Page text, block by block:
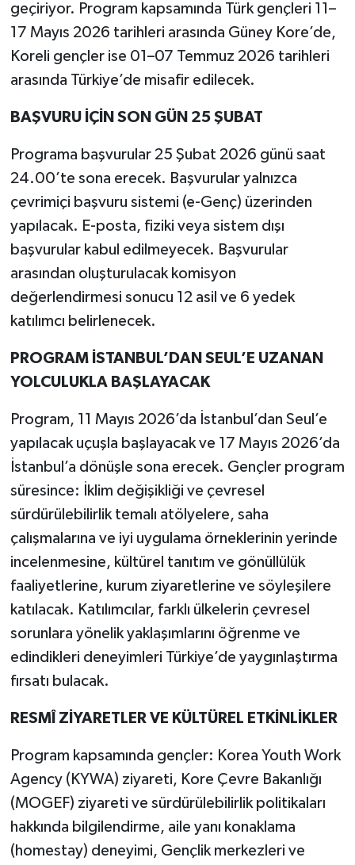
geçiriyor. Program kapsamında Türk gençleri 11–
17 Mayıs 2026 tarihleri arasında Güney Kore’de,
Koreli gençler ise 01–07 Temmuz 2026 tarihleri
arasında Türkiye’de misafir edilecek.
BAŞVURU İÇİN SON GÜN 25 ŞUBAT
Programa başvurular 25 Şubat 2026 günü saat
24.00’te sona erecek. Başvurular yalnızca
çevrimiçi başvuru sistemi (e-Genç) üzerinden
yapılacak. E-posta, fiziki veya sistem dışı
başvurular kabul edilmeyecek. Başvurular
arasından oluşturulacak komisyon
değerlendirmesi sonucu 12 asil ve 6 yedek
katılımcı belirlenecek.
PROGRAM İSTANBUL’DAN SEUL’E UZANAN
YOLCULUKLA BAŞLAYACAK
Program, 11 Mayıs 2026’da İstanbul’dan Seul’e
yapılacak uçuşla başlayacak ve 17 Mayıs 2026’da
İstanbul’a dönüşle sona erecek. Gençler program
süresince: İklim değişikliği ve çevresel
sürdürülebilirlik temalı atölyelere, saha
çalışmalarına ve iyi uygulama örneklerinin yerinde
incelenmesine, kültürel tanıtım ve gönüllülük
faaliyetlerine, kurum ziyaretlerine ve söyleşilere
katılacak. Katılımcılar, farklı ülkelerin çevresel
sorunlara yönelik yaklaşımlarını öğrenme ve
edindikleri deneyimleri Türkiye’de yaygınlaştırma
fırsatı bulacak.
RESMÎ ZİYARETLER VE KÜLTÜREL ETKİNLİKLER
Program kapsamında gençler: Korea Youth Work
Agency (KYWA) ziyareti, Kore Çevre Bakanlığı
(MOGEF) ziyareti ve sürdürülebilirlik politikaları
hakkında bilgilendirme, aile yanı konaklama
(homestay) deneyimi, Gençlik merkezleri ve